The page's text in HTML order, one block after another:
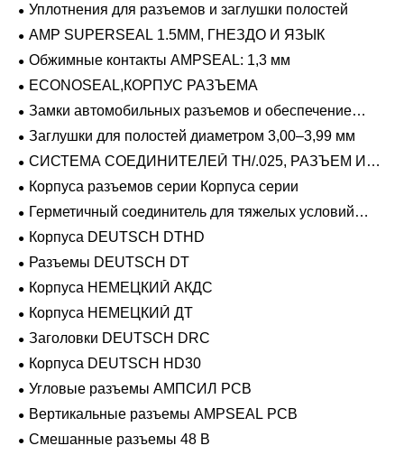
Уплотнения для разъемов и заглушки полостей
AMP SUPERSEAL 1.5MM, ГНЕЗДО И ЯЗЫК
Обжимные контакты AMPSEAL: 1,3 мм
ECONOSEAL,КОРПУС РАЗЪЕМА
Замки автомобильных разъемов и обеспечение
положения
Заглушки для полостей диаметром 3,00–3,99 мм
СИСТЕМА СОЕДИНИТЕЛЕЙ TH/.025, РАЗЪЕМ И
ВКЛАДЫШ
Корпуса разъемов серии Корпуса серии
Герметичный соединитель для тяжелых условий
эксплуатации Фиксирующие направляющие серии
Корпуса DEUTSCH DTHD
Разъемы DEUTSCH DT
Корпуса НЕМЕЦКИЙ АКДС
Корпуса НЕМЕЦКИЙ ДТ
Заголовки DEUTSCH DRC
Корпуса DEUTSCH HD30
Угловые разъемы АМПСИЛ PCB
Вертикальные разъемы AMPSEAL PCB
Смешанные разъемы 48 В